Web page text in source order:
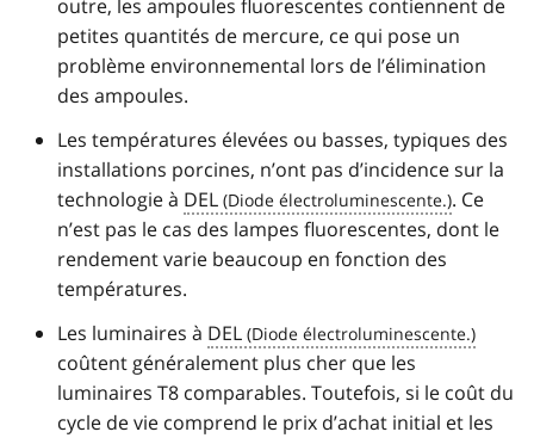
outre, les ampoules fluorescentes contiennent de
petites quantités de mercure, ce qui pose un
problème environnemental lors de l’élimination
des ampoules.
Les températures élevées ou basses, typiques des
installations porcines, n’ont pas d’incidence sur la
technologie à DEL
. Ce
n’est pas le cas des lampes fluorescentes, dont le
rendement varie beaucoup en fonction des
températures.
Les luminaires à DEL
coûtent généralement plus cher que les
luminaires T8 comparables. Toutefois, si le coût du
cycle de vie comprend le prix d’achat initial et les